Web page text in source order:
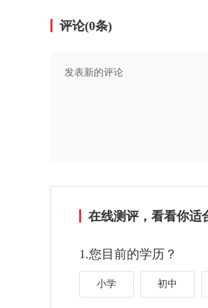
评论(0条)
在线测评，看看你适
1.您目前的学历？
小学 初中